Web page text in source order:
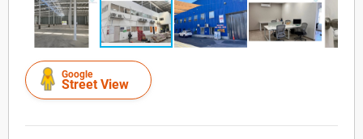
Google
Street View